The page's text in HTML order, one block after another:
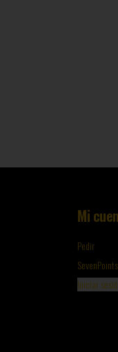
Mi
Pedir
SevenPoints
Iniciar